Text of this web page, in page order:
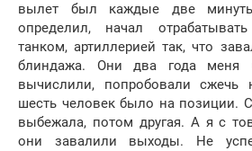
вылет был каждые две
определил, начал
танком, артиллерией так, что
блиндажа. Они два года меня
вычислили, попробовали
шесть человек было на позиции.
выбежала, потом другая. А я с
они завалили выходы. Не